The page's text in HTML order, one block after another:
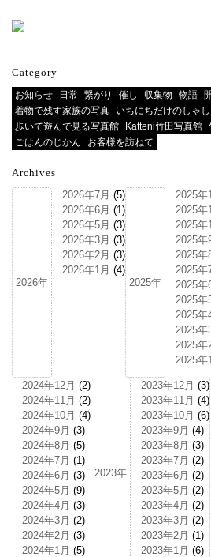
Category
お知らせ 日常 繋がり 催し 収集物 物語
着物で残す家族の写真
いちにちだけのしゃ
歩いて遊んで見る写真館
Katteni竹田写真館
ごはんのじかん
お客様を訪ねて
Archives
2026年
2026年7月 (5)
2026年6月 (1)
2026年5月 (3)
2026年3月 (3)
2026年2月 (3)
2026年1月 (4)
2025年
2025年
2025年
2025年
2025年
2025年
2025年
2025年
2025年
2025年
2025年
2025年
2025年
2024年12月 (2)
2024年11月 (2)
2024年10月 (4)
2024年9月 (3)
2024年8月 (5)
2024年7月 (1)
2024年6月 (3)
2024年5月 (9)
2024年4月 (3)
2024年3月 (2)
2024年2月 (3)
2024年1月 (5)
2023年
2023年12月 (3)
2023年11月 (4)
2023年10月 (6)
2023年9月 (4)
2023年8月 (3)
2023年7月 (2)
2023年6月 (2)
2023年5月 (2)
2023年4月 (2)
2023年3月 (2)
2023年2月 (1)
2023年1月 (6)